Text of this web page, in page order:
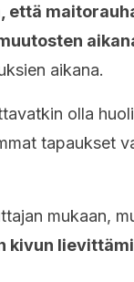
että
aikana.
olla
tapaukset
mukaan,
kivun